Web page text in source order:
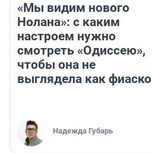
«Мы видим нового
Нолана»: с каким
настроем нужно
смотреть «Одиссею»,
чтобы она не
выглядела как фиаско
Надежда Губарь